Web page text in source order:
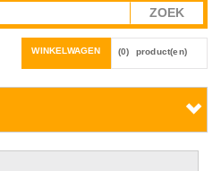
WINKELWAGEN (0) product(en)